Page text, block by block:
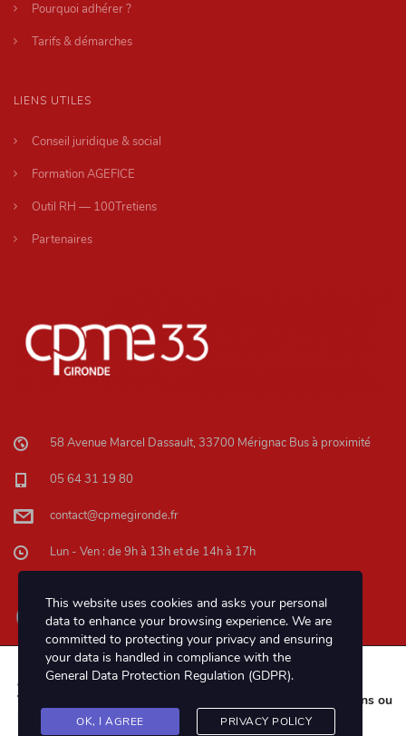
Pourquoi adhérer ?
Tarifs & démarches
LIENS UTILES
Conseil juridique & social
Formation AGEFICE
Outil RH — 100Tretiens
Partenaires
58 Avenue Marcel Dassault, 33700 Mérignac Bus à proximité
05 64 31 19 80
contact@cpmegironde.fr
Lun - Ven : de 9h à 13h et de 14h à 17h
Copyright © 2020 - CPME Gironde | RéalisationLVP Global
This website uses cookies and asks your personal
data to enhance your browsing experience. We are
committed to protecting your privacy and ensuring
your data is handled in compliance with the
General Data Protection Regulation (GDPR).
OK, I AGREE PRIVACY POLICY
Nous utilisons des cookies pour vous offrir la meilleure
expérience sur notre site.
Vous pouvez en savoir plus sur les cookies que nous utilisons ou
les désactiver dans les
réglages